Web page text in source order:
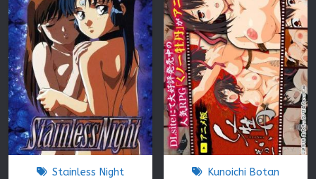
Stainless Night Kunoichi Botan